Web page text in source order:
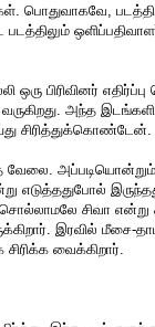
பொதுவாகவே,
பிரிவினர்
அந்த
சிரித்துக்கொண்டேன்.
வேலை. அப்படியொன்றும்
இருந்தது.
சிவா என்று
இரவில் மீசை-
வைக்கிறார்.